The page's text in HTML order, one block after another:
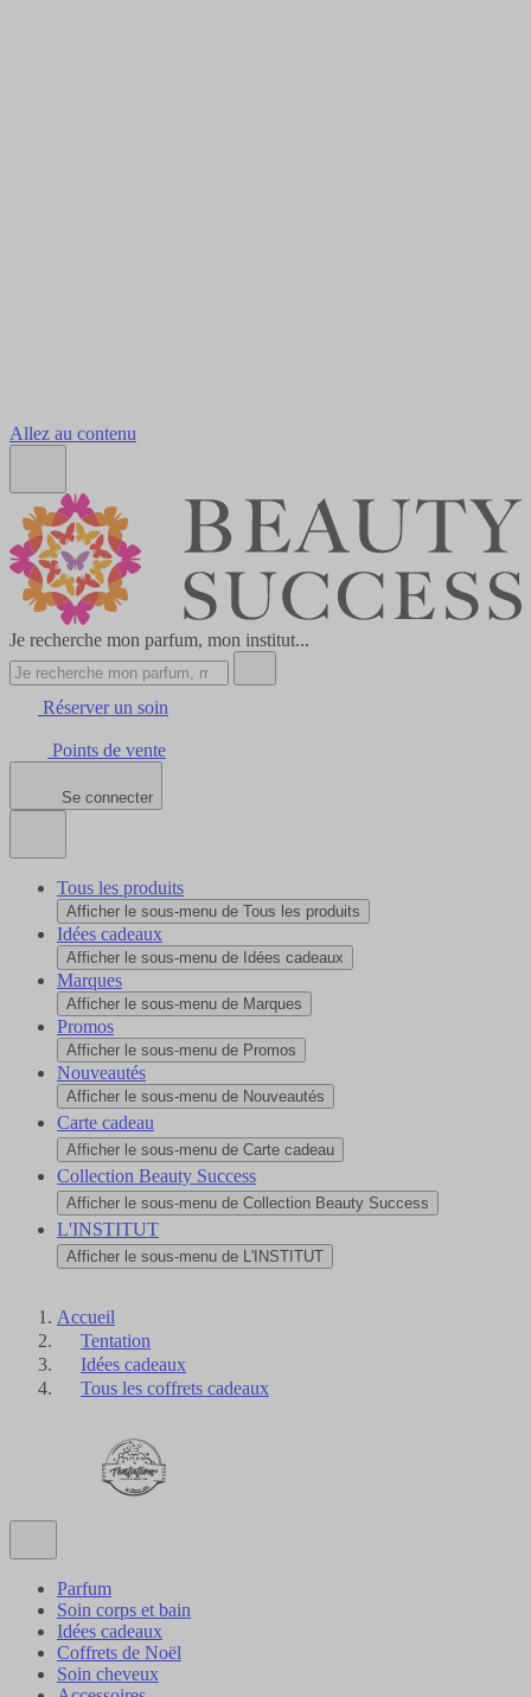
Allez au contenu
Je recherche mon parfum, mon institut...
Réserver un soin
Points de vente
Se connecter
Tous les produits
Afficher le sous-menu de Tous les produits
Idées cadeaux
Afficher le sous-menu de Idées cadeaux
Marques
Afficher le sous-menu de Marques
Promos
Afficher le sous-menu de Promos
Nouveautés
Afficher le sous-menu de Nouveautés
Carte cadeau
Afficher le sous-menu de Carte cadeau
Collection Beauty Success
Afficher le sous-menu de Collection Beauty Success
L'INSTITUT
Afficher le sous-menu de L'INSTITUT
Accueil
Tentation
Idées cadeaux
Tous les coffrets cadeaux
Parfum
Soin corps et bain
Idées cadeaux
Coffrets de Noël
Soin cheveux